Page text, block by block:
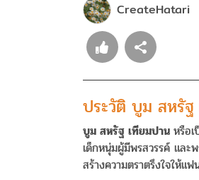
CreateHatari
ประวัติ บูม สหรั
บูม สหรัฐ เทียมปาน หรือ
เด็กหนุ่มผู้มีพรสวรรค์ และ
สร้างความตราตรึงใจให้แ